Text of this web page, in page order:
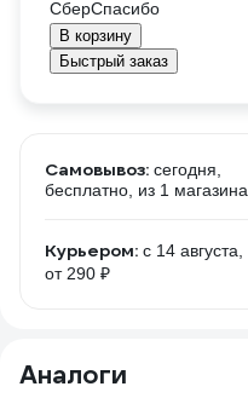
В корзину
Быстрый заказ
Самовывоз: сегодня,
бесплатно , из 1 магазина
Курьером: c 14 августа,
от 290 ₽
Аналоги